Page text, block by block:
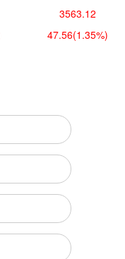
3563.12
47.56(1.35%)